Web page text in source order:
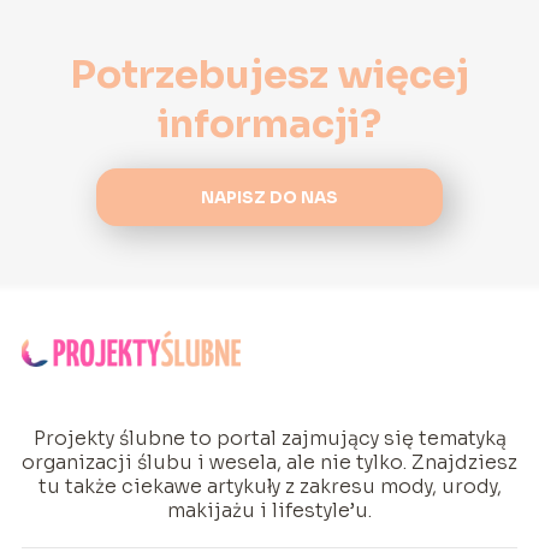
Potrzebujesz więcej
informacji?
NAPISZ DO NAS
Projekty ślubne to portal zajmujący się tematyką
organizacji ślubu i wesela, ale nie tylko. Znajdziesz
tu także ciekawe artykuły z zakresu mody, urody,
makijażu i lifestyle’u.